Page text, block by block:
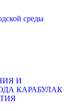
среды
И
КАРАБУЛАК